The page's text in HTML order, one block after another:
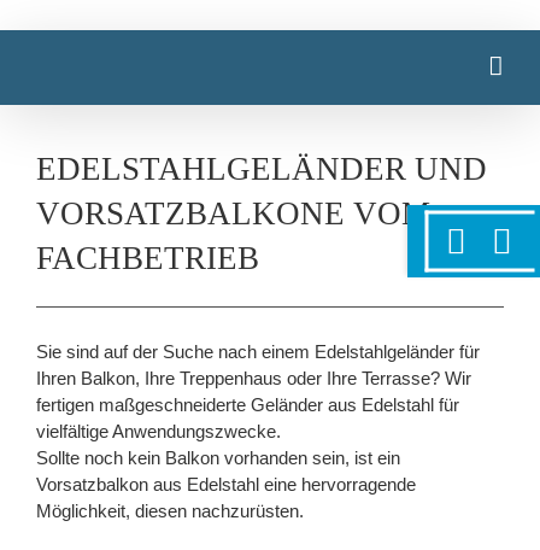
EDELSTAHLGELÄNDER UND
VORSATZBALKONE VOM
FACHBETRIEB
Sie sind auf der Suche nach einem Edelstahlgeländer für
Ihren Balkon, Ihre Treppenhaus oder Ihre Terrasse? Wir
fertigen maßgeschneiderte Geländer aus Edelstahl für
vielfältige Anwendungszwecke.
Sollte noch kein Balkon vorhanden sein, ist ein
Vorsatzbalkon aus Edelstahl eine hervorragende
Möglichkeit, diesen nachzurüsten.
Toggle
Bar